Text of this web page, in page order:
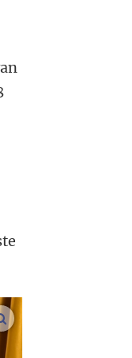
vergroot afbeeldingen